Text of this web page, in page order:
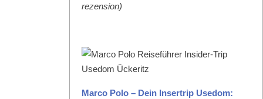
rezen­sion)
Mar­co Polo – Dein Inser­trip Use­dom: